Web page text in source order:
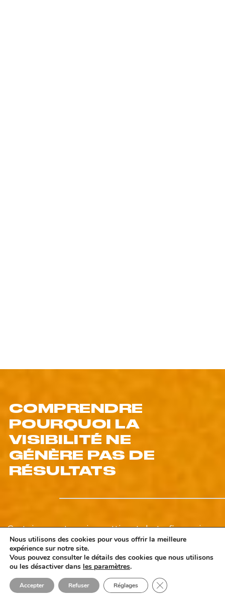
COMPRENDRE
POURQUOI LA
VISIBILITÉ NE
GÉNÈRE PAS DE
RÉSULTATS
Certaines entreprises attirent du trafic, mais ne
convertissent pas.
D’autres sont vues, mais ne sont pas choisies.
Le problème n’est pas toujours le volume.
Un site peu clair, un positionnement flou ou un
manque de crédibilité suffisent à bloquer
Nous utilisons des cookies pour vous offrir la meilleure
expérience sur notre site.
Vous pouvez consulter le détails des cookies que nous utilisons
ou les désactiver dans les paramètres.
Accepter Refuser Réglages Fermer la bannière